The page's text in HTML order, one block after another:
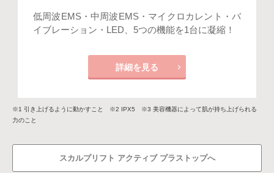
低周波EMS・中周波EMS・マイクロカレント・バ
イブレーション・LED、5つの機能を1台に凝縮！
詳細を見る
※1 引き上げるように動かすこと ※2 IPX5 ※3 美容機器によって肌が持ち上げられる
力のこと
スカルプリフト アクティブ プラストップへ